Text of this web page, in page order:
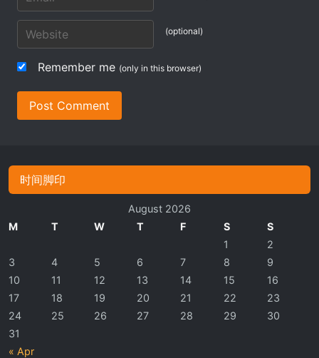
(optional)
Remember me (only in this browser)
Post Comment
时间脚印
August 2026
M
T W T F S S
« Apr
1
2
3
4 5 6 7 8
9
10
11 12 13 14 15
16
17
18 19 20 21 22
23
24
25 26 27 28 29
30
31